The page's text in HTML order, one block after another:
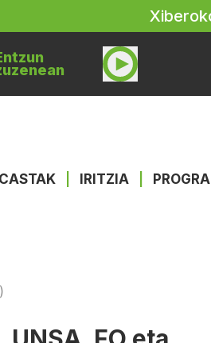
IRITZIA